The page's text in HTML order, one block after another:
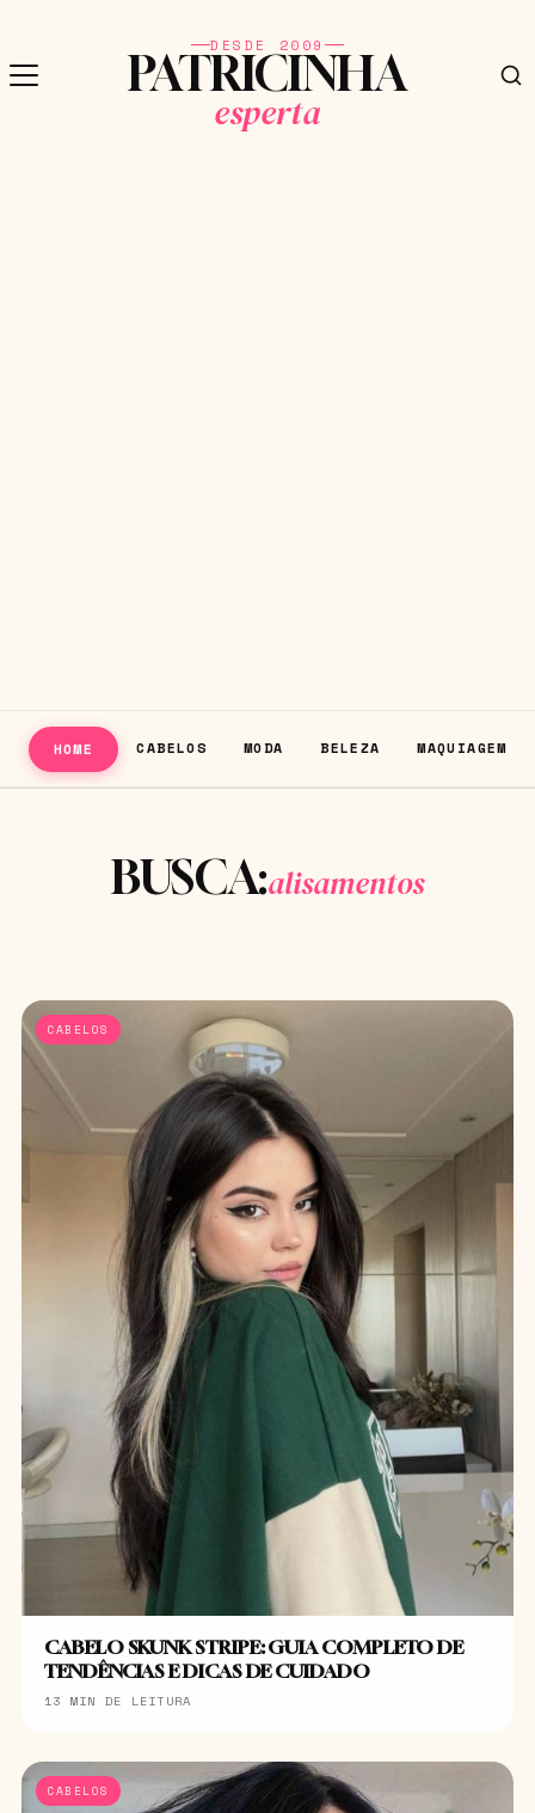
DESDE 2009
PATRICINHA
esperta
HOME CABELOS MODA BELEZA MAQUIAGEM
BUSCA:alisamentos
CABELOS
CABELO SKUNK STRIPE: GUIA COMPLETO DE
TENDÊNCIAS E DICAS DE CUIDADO
13 MIN DE LEITURA
CABELOS